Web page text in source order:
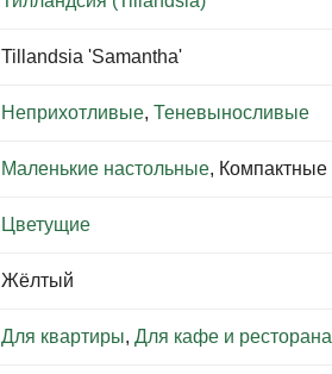
Tillandsia 'Samantha'
Неприхотливые, Теневыносливые
Маленькие настольные, Компактные
Цветущие
Жёлтый
Для квартиры, Для кафе и ресторана